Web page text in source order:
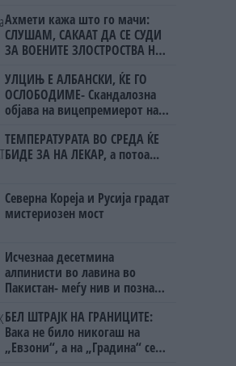
Ахмети кажа што го мачи:
СЛУШАМ, САКААТ ДА СЕ СУДИ
ЗА ВОЕНИТЕ ЗЛОСТРОСТВА НА
УЛЦИЊ Е АЛБАНСКИ, ЌЕ ГО
ОСЛОБОДИМЕ- Скандалозна
објава на вицепремиерот на
ТЕМПЕРАТУРАТА ВО СРЕДА ЌЕ
БИДЕ ЗА НА ЛЕКАР, а потоа...
Северна Кореја и Русија градат
мистериозен мост
Исчезнаа десетмина
алпинисти во лавина во
Пакистан- меѓу нив и познат
БЕЛ ШТРАЈК НА ГРАНИЦИТЕ:
Вака не било никогаш на
„Евзони“, а на „Градина“ се